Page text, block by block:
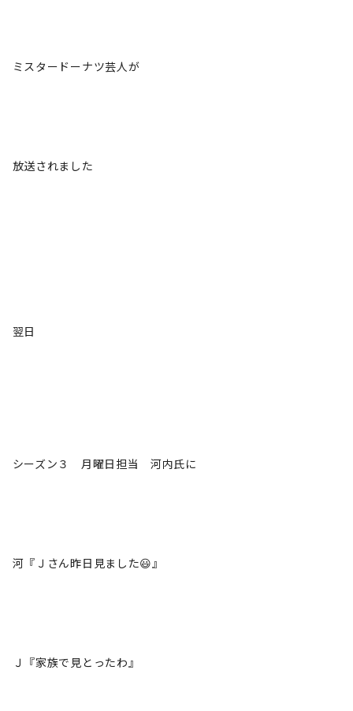
ミスタードーナツ芸人が
放送されました
翌日
シーズン３ 月曜日担当 河内氏に
河『Ｊさん昨日見ました😃』
Ｊ『家族で見とったわ』